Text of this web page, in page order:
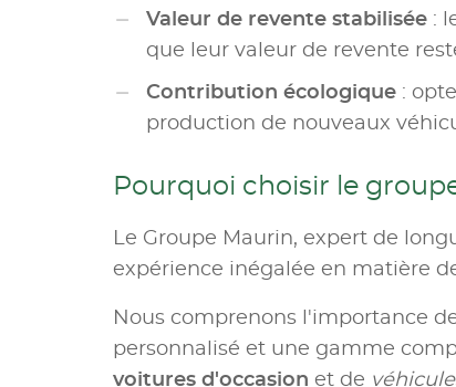
Valeur de revente stabilisée :
que leur valeur de revente
Contribution écologique :
production de nouveaux
Pourquoi choisir le
Le Groupe Maurin, expert de
expérience inégalée en matière
Nous comprenons l'importance
personnalisé et une gamme
voitures d'occasion et de